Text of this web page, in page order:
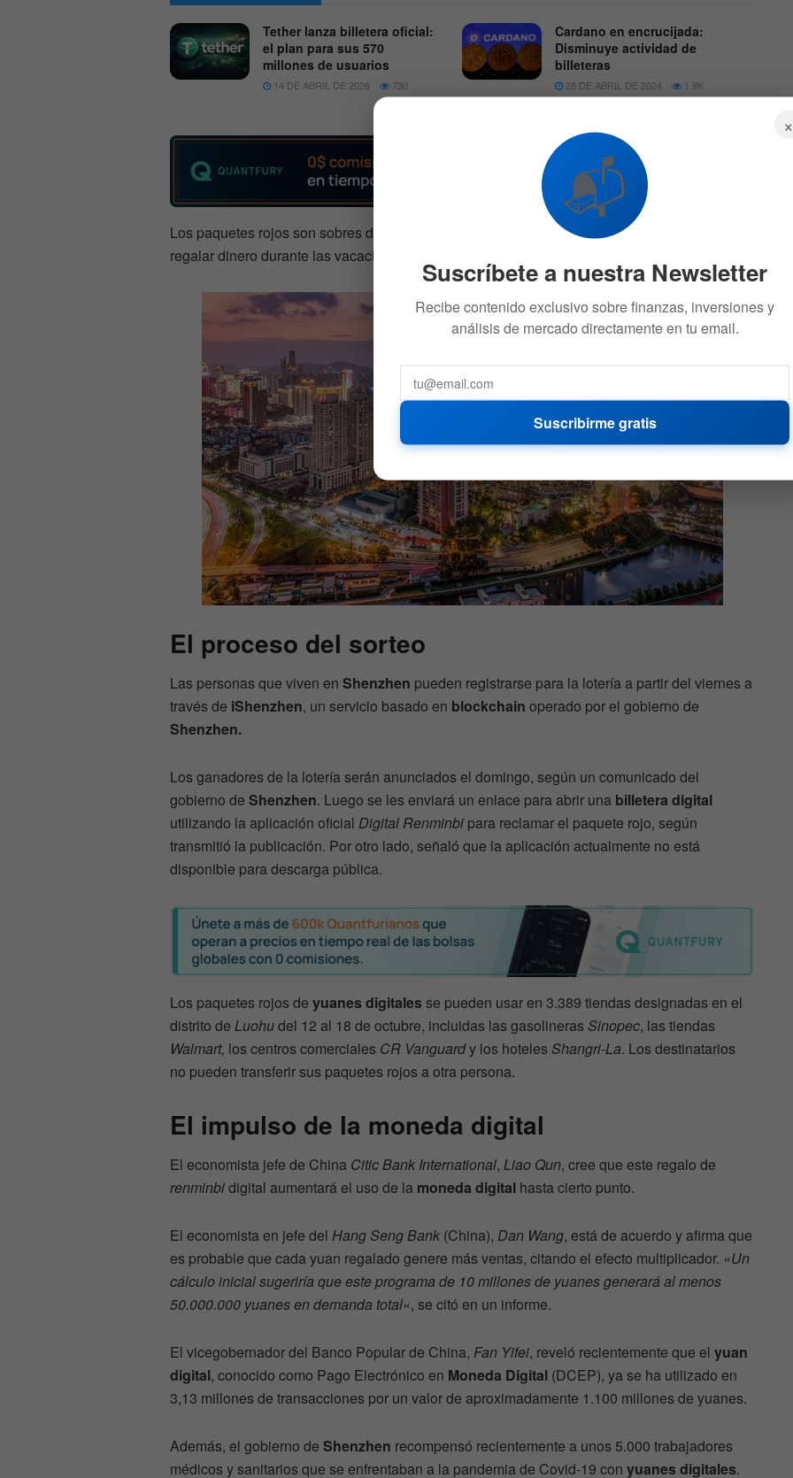
Tether lanza billetera oficial:
el plan para sus 570
millones de usuarios
14 DE ABRIL DE 2026 730
Cardano en encrucijada:
Disminuye actividad de
billeteras
28 DE ABRIL DE 2024 1.9K
Los paquetes rojos son sobres de regalo que se utilizan tradicionalmente en China para
regalar dinero durante las vacaciones y ocasiones especiales.
El proceso del sorteo
Las personas que viven en Shenzhen pueden registrarse para la lotería a partir del viernes a
través de iShenzhen, un servicio basado en blockchain operado por el gobierno de
Shenzhen.
Los ganadores de la lotería serán anunciados el domingo, según un comunicado del
gobierno de Shenzhen. Luego se les enviará un enlace para abrir una billetera digital
utilizando la aplicación oficial Digital Renminbi para reclamar el paquete rojo, según
transmitió la publicación. Por otro lado, señaló que la aplicación actualmente no está
disponible para descarga pública.
Los paquetes rojos de yuanes digitales se pueden usar en 3.389 tiendas designadas en el
distrito de Luohudel 12 al 18 de octubre, incluidas las gasolinerasSinopec, las tiendas
Walmart, los centros comerciales CR Vanguardy los hotelesShangri-La. Los destinatarios
no pueden transferir sus paquetes rojos a otra persona.
El impulso de la moneda digital
El economista jefe de China Citic Bank International, Liao Qun, cree que este regalo de
renminbidigital aumentará el uso de la moneda digital hasta cierto punto.
El economista en jefe del Hang Seng Bank (China), Dan Wang, está de acuerdo y afirma que
es probable que cada yuan regalado genere más ventas, citando el efecto multiplicador. «Un
cálculo inicial sugeriría que este programa de 10 millones de yuanes generará al menos
50.000.000 yuanes en demanda total«, se citó en un informe.
El vicegobernador del Banco Popular de China, Fan Yifei, reveló recientemente que el yuan
digital, conocido como Pago Electrónico en Moneda Digital (DCEP), ya se ha utilizado en
3,13 millones de transacciones por un valor de aproximadamente 1.100 millones de yuanes.
Además, el gobierno de Shenzhen recompensó recientemente a unos 5.000 trabajadores
médicos y sanitarios que se enfrentaban a la pandemia de Covid-19 con yuanes digitales.
×
📬
Suscríbete a nuestra Newsletter
Recibe contenido exclusivo sobre finanzas, inversiones y
análisis de mercado directamente en tu email.
Suscribirme gratis